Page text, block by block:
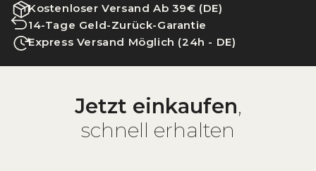
Kostenloser Versand Ab 39€ (DE)
14-Tage Geld-Zurück-Garantie
Express Versand Möglich (24h - DE)
Jetzt einkaufen,
schnell erhalten